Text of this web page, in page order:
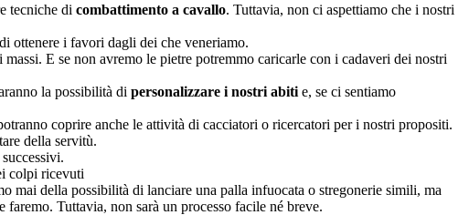
tecniche di combattimento a cavallo. Tuttavia, non ci aspettiamo che i nostri
ottenere i favori dagli dei che veneriamo.
E se non avremo le pietre potremmo caricarle con i cadaveri dei nostri
la possibilità di personalizzare i nostri abiti e, se ci sentiamo
coprire anche le attività di cacciatori o ricercatori per i nostri propositi.
della servitù.
colpi ricevuti
mai della possibilità di lanciare una palla infuocata o stregonerie simili, ma
faremo. Tuttavia, non sarà un processo facile né breve.